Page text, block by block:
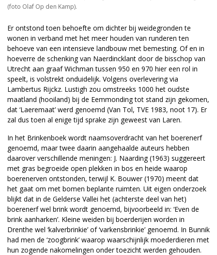
(foto Olaf Op den Kamp).
Er ontstond toen behoefte om dichter bij weidegronden te
wonen in verband met het meer houden van runderen ten
behoeve van een intensieve landbouw met bemesting. Of en in
hoeverre de schenking van Naerdincklant door de bisschop van
Utrecht aan graaf Wichman tussen 950 en 970 hier een rol in
speelt, is volstrekt onduidelijk. Volgens overlevering via
Lambertus Rijckz. Lustigh zou omstreeks 1000 het oudste
maatland (hooiland) bij de Eemmonding tot stand zijn gekomen,
dat ‘Laeremaat’ werd genoemd (Van Tol, TVE 1983, noot 17). Er
zal dus toen al enige tijd sprake zijn geweest van Laren.
In het Brinkenboek wordt naamsoverdracht van het boerenerf
genoemd, maar twee daarin aangehaalde auteurs hebben
daarover verschillende meningen: J. Naarding (1963) suggereert
met gras begroeide open plekken in bos en heide waarop
boerenerven ontstonden, terwijl K. Bouwer (1970) meent dat
het gaat om met bomen beplante ruimten. Uit eigen onderzoek
blijkt dat in de Gelderse Vallei het (achterste deel van het)
boerenerf wel brink wordt genoemd, bijvoorbeeld in: ‘Even de
brink aanharken’. Kleine weiden bij boerderijen worden in
Drenthe wel ‘kalverbrinkie’ of ‘varkensbrinkie’ genoemd. In Bunnik
had men de ‘zoogbrink’ waarop waarschijnlijk moederdieren met
hun zogende nakomelingen onder toezicht werden gehouden.